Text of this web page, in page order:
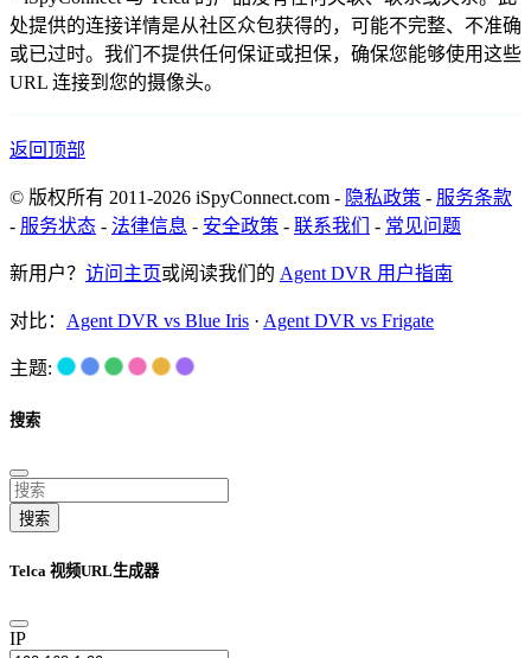
处提供的连接详情是从社区众包获得的，可能不完整、不准确
或已过时。我们不提供任何保证或担保，确保您能够使用这些
URL 连接到您的摄像头。
返回顶部
© 版权所有 2011-2026 iSpyConnect.com - 隐私政策 - 服务条款
- 服务状态 - 法律信息 - 安全政策 - 联系我们 - 常见问题
新用户？ 访问主页或阅读我们的 Agent DVR 用户指南
对比： Agent DVR vs Blue Iris · Agent DVR vs Frigate
主题:
搜索
搜索
Telca 视频URL生成器
IP